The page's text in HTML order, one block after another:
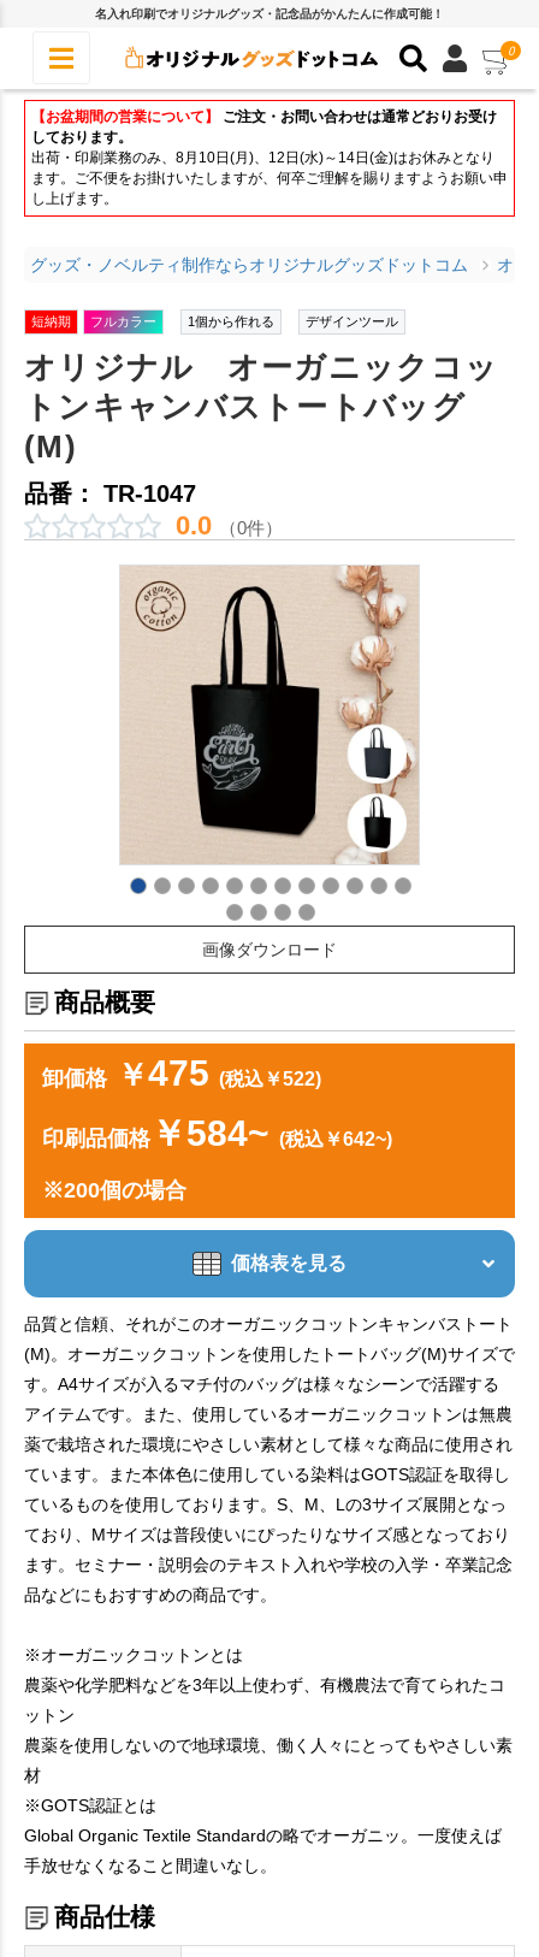
名入れ印刷でオリジナルグッズ・記念品がかんたんに作成可能！
0
【お盆期間の営業について】
ご注文・お問い合わせは通常どおりお受け
しております。
出荷・印刷業務のみ、8月10日(月)、12日(水)～14日(金)はお休みとなり
ます。ご不便をお掛けいたしますが、何卒ご理解を賜りますようお願い申
し上げます。
グッズ・ノベルティ制作ならオリジナルグッズドットコム オリ
短納期 フルカラー 1個から作れる デザインツール
オリジナル オーガニックコッ
トンキャンバストートバッグ
(M)
品番： TR-1047
0.0 （0件）
画像ダウンロード
商品概要
卸価格 ￥475 (税込￥522)
印刷品価格￥584~ (税込￥642~)
※200個の場合
価格表を見る
品質と信頼、それがこのオーガニックコットンキャンバストート
(M)。オーガニックコットンを使用したトートバッグ(M)サイズで
す。A4サイズが入るマチ付のバッグは様々なシーンで活躍する
アイテムです。また、使用しているオーガニックコットンは無農
薬で栽培された環境にやさしい素材として様々な商品に使用され
ています。また本体色に使用している染料はGOTS認証を取得し
ているものを使用しております。S、M、Lの3サイズ展開となっ
ており、Mサイズは普段使いにぴったりなサイズ感となっており
ます。セミナー・説明会のテキスト入れや学校の入学・卒業記念
品などにもおすすめの商品です。
※オーガニックコットンとは
農薬や化学肥料などを3年以上使わず、有機農法で育てられたコ
ットン
農薬を使用しないので地球環境、働く人々にとってもやさしい素
材
※GOTS認証とは
Global Organic Textile Standardの略でオーガニッ。一度使えば
手放せなくなること間違いなし。
商品仕様